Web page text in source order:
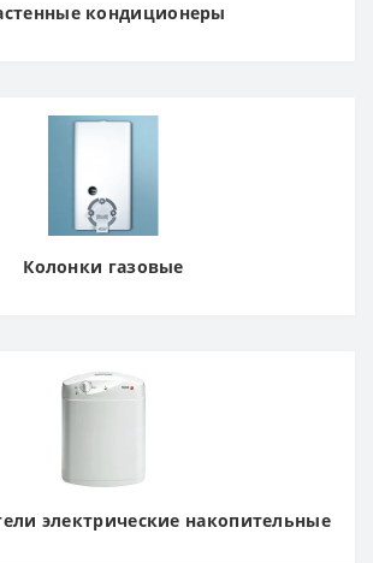
кондиционеры
Колонки газовые
электрические накопительные